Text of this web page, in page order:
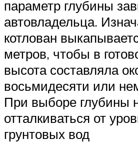
параметр глубины
автовладельца.
котлован
метров, чтобы в
высота составляла
восьмидесяти или
При выборе глубины
отталкиваться от
грунтовых вод